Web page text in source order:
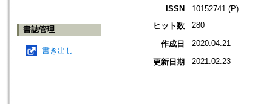
書誌管理
書き出し
ISSN
10152741 (P)
ヒット数
280
作成日 2020.04.21
更新日期 2021.02.23